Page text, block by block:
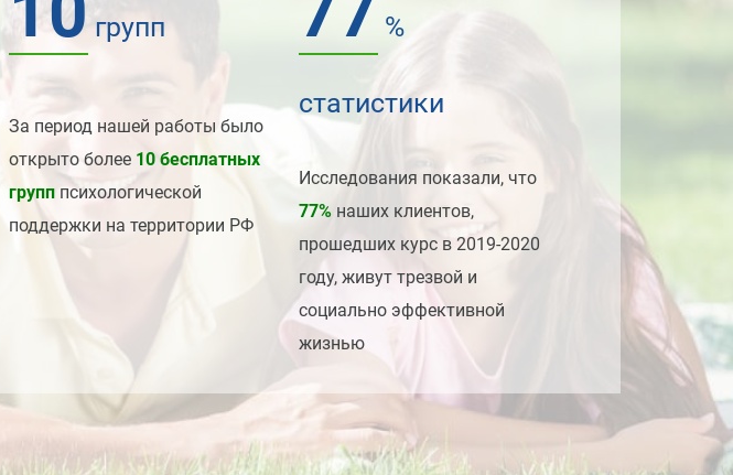
групп
За период нашей работы было
открыто более 10 бесплатных
групп психологической
поддержки на территории РФ
%
статистики
Исследования показали, что
77%наших клиентов,
прошедших курс в 2019-2020
году, живут трезвой и
социально эффективной
жизнью